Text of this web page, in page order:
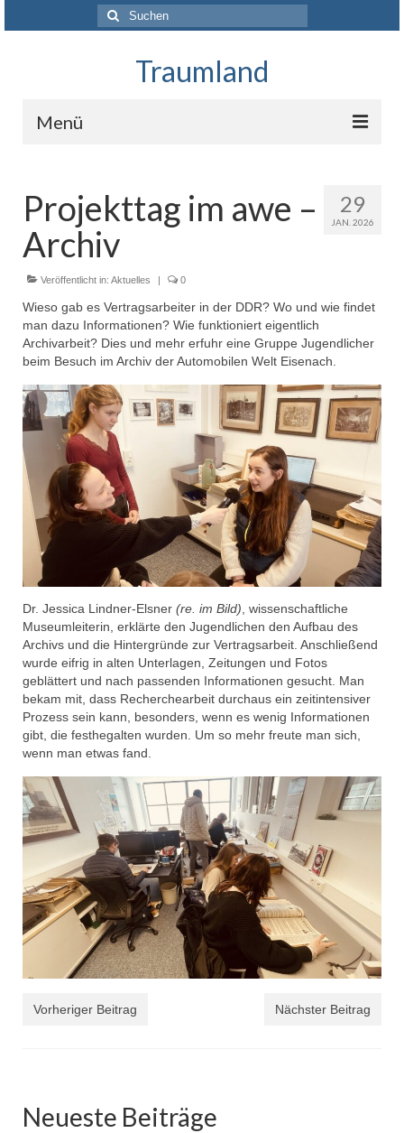
Suchen
nach:
Traumland
Menü
Das Projekt
Über uns
Unterstützer und Förderer
Presse
Kontakt
29
JAN. 2026
Projekttag im awe –
Archiv
Veröffentlicht in: Aktuelles | 0
Wieso gab es Vertragsarbeiter in der DDR? Wo und wie findet
man dazu Informationen? Wie funktioniert eigentlich
Archivarbeit? Dies und mehr erfuhr eine Gruppe Jugendlicher
beim Besuch im Archiv der Automobilen Welt Eisenach.
Dr. Jessica Lindner-Elsner (re. im Bild) , wissenschaftliche
Museumleiterin, erklärte den Jugendlichen den Aufbau des
Archivs und die Hintergründe zur Vertragsarbeit. Anschließend
wurde eifrig in alten Unterlagen, Zeitungen und Fotos
geblättert und nach passenden Informationen gesucht. Man
bekam mit, dass Recherchearbeit durchaus ein zeitintensiver
Prozess sein kann, besonders, wenn es wenig Informationen
gibt, die festhegalten wurden. Um so mehr freute man sich,
wenn man etwas fand.
Vorheriger Beitrag Nächster Beitrag
Neueste Beiträge